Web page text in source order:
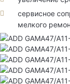
сервисное
мелкого